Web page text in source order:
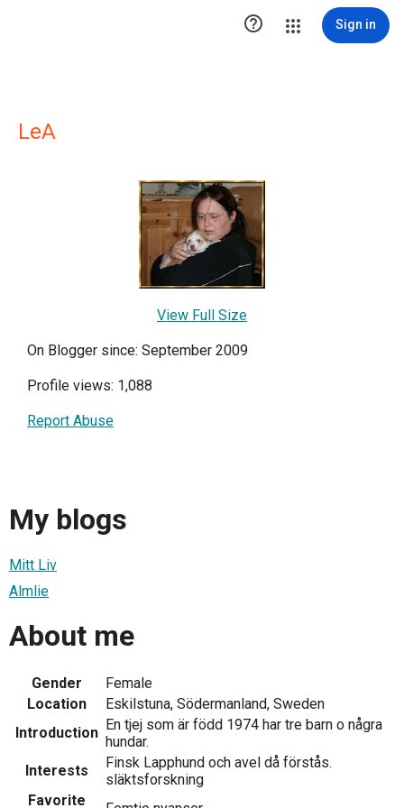
 Sign in
LeA
View Full Size
On Blogger since: September 2009
Profile views: 1,088
Report Abuse
My blogs
Mitt Liv
Almlie
About me
Gender
Female
Location
Eskilstuna, Södermanland, Sweden
Introduction En tjej som är född 1974 har tre barn o några
hundar.
Interests
Finsk Lapphund och avel då förstås.
släktsforskning
Favorite